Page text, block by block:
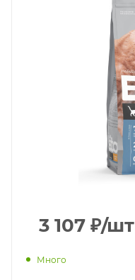
3 107 ₽/шт
Много